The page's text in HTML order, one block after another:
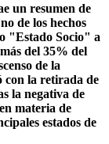
un resumen de
de los hechos
"Estado Socio" a
del 35% del
de la
con la retirada de
la negativa de
materia de
estados de